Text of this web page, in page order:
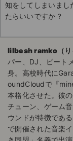
知をしてしまいまし
たらいいですか？
lilbesh ramko（り
パー、DJ、ビート
身。 ​高校時代に
oundCloudで『
本格化させた。​ 彼
チューン、ゲーム
ウンドが特徴であ
で開催された音楽